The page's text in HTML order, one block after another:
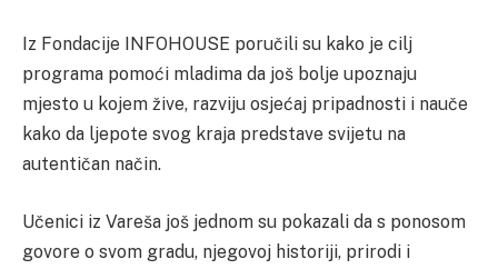
Iz Fondacije INFOHOUSE poručili su kako je cilj
programa pomoći mladima da još bolje upoznaju
mjesto u kojem žive, razviju osjećaj pripadnosti i nauče
kako da ljepote svog kraja predstave svijetu na
autentičan način.
Učenici iz Vareša još jednom su pokazali da s ponosom
govore o svom gradu, njegovoj historiji, prirodi i